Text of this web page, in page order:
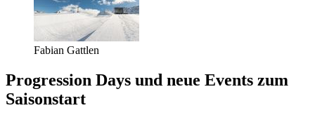
Fabian Gattlen
Progression Days und neue Events zum
Saisonstart